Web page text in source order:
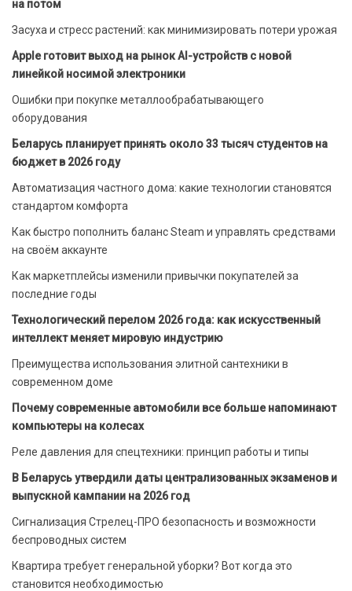
на потом
Засуха и стресс растений: как минимизировать потери урожая
Apple готовит выход на рынок AI-устройств с новой
линейкой носимой электроники
Ошибки при покупке металлообрабатывающего
оборудования
Беларусь планирует принять около 33 тысяч студентов на
бюджет в 2026 году
Автоматизация частного дома: какие технологии становятся
стандартом комфорта
Как быстро пополнить баланс Steam и управлять средствами
на своём аккаунте
Как маркетплейсы изменили привычки покупателей за
последние годы
Технологический перелом 2026 года: как искусственный
интеллект меняет мировую индустрию
Преимущества использования элитной сантехники в
современном доме
Почему современные автомобили все больше напоминают
компьютеры на колесах
Реле давления для спецтехники: принцип работы и типы
В Беларусь утвердили даты централизованных экзаменов и
выпускной кампании на 2026 год
Сигнализация Стрелец-ПРО безопасность и возможности
беспроводных систем
Квартира требует генеральной уборки? Вот когда это
становится необходимостью